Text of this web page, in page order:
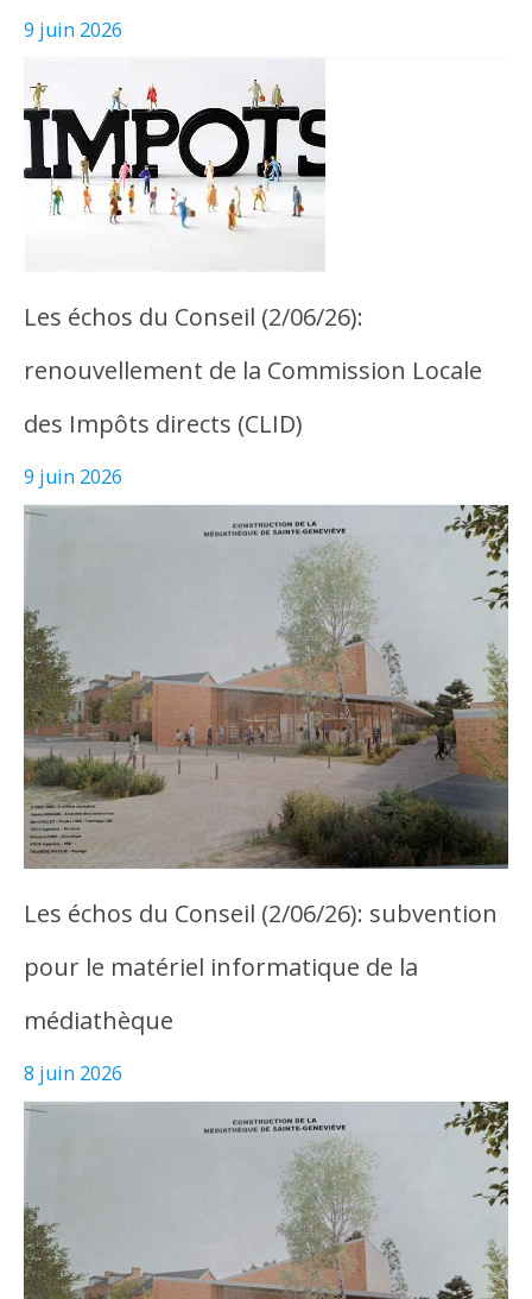
9 juin 2026
Les échos du Conseil (2/06/26):
renouvellement de la Commission Locale
des Impôts directs (CLID)
9 juin 2026
Les échos du Conseil (2/06/26): subvention
pour le matériel informatique de la
médiathèque
8 juin 2026